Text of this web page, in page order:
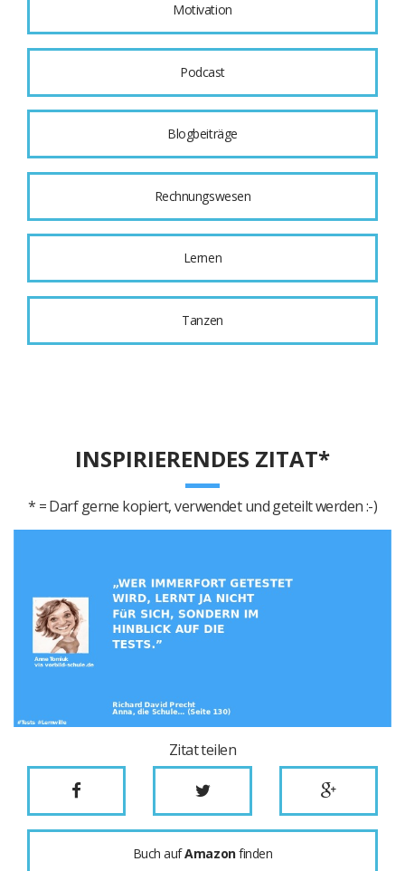
Motivation
Podcast
Blogbeiträge
Rechnungswesen
Lernen
Tanzen
INSPIRIERENDES ZITAT*
* = Darf gerne kopiert, verwendet und geteilt werden :-)
Zitat teilen
Buch aufAmazonfinden